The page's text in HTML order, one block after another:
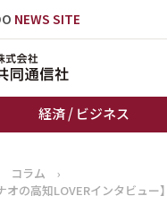
NEWS SITE
経済 / ビジネス
トップページ
コラム
›
オの高知LOVERインタビュ